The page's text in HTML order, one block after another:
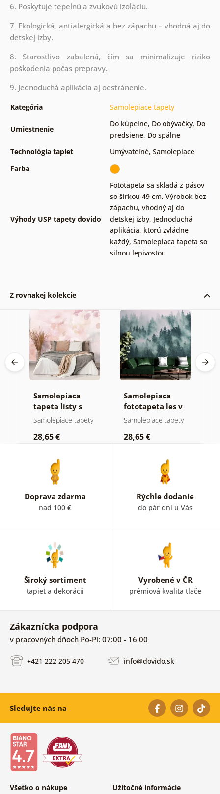
6. Poskytuje tepelnú a zvukovú izoláciu.
7. Ekologická, antialergická a bez zápachu – vhodná aj do
detskej izby.
8. Starostlivo zabalená, čím sa minimalizuje riziko
poškodenia počas prepravy.
9. Jednoduchá aplikácia aj odstránenie.
Kategória Samolepiace tapety
Umiestnenie
Do kúpelne, Do obývačky, Do
predsiene, Do spálne
Technológia tapiet
Umývateľné, Samolepiace
Farba
Výhody USP tapety dovido
Fototapeta sa skladá z pásov
so šírkou 49 cm, Výrobok bez
zápachu, vhodný aj do
detskej izby, Jednoduchá
aplikácia, ktorú zvládne
každý, Samolepiaca tapeta so
silnou lepivosťou
Z rovnakej kolekcie
Samolepiaca
tapeta listy s
pastelovým
Samolepiace tapety
28,65 €
Samolepiaca
fototapeta les v
hmle
Samolepiace tapety
28,65 €
Doprava zdarma
nad 100 €
Rýchle dodanie
do pár dní u Vás
Široký sortiment
tapiet a dekorácii
Vyrobené v ČR
prémiová kvalita tlače
Zákaznícka podpora
v pracovných dňoch Po-Pi: 07:00 - 16:00
+421 222 205 470 info@dovido.sk
Sledujte nás na
Všetko o nákupe Užitočné informácie